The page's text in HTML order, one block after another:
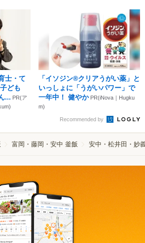
士・て
ども
... PR(ア
「イソジン®クリアうがい薬」と
いっしょに「うがいパワー」で
一年中！ 健やか PR(iNova｜Hugku
m)
Recommended by
富岡・藤岡・安中 釜飯 安中・松井田・妙